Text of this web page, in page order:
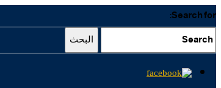
Search for:
البحث